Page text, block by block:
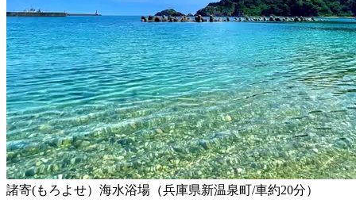
諸寄(もろよせ）海水浴場（兵庫県新温泉町/車約20分）